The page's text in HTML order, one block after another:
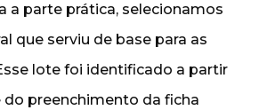
a parte prática, selecionamos
que serviu de base para as
lote foi identificado a partir
do preenchimento da ficha